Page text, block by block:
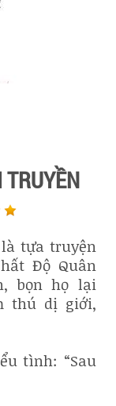
là tựa truyện
Độ Quân
bọn họ lại
thú dị giới,
tình: “Sau